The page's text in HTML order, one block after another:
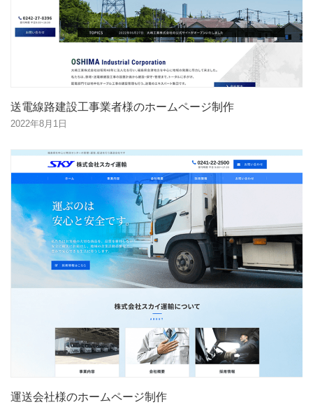
送電線路建設工事業者様のホームページ制作
2022年8月1日
運送会社様のホームページ制作